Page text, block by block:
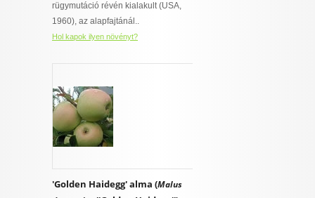
rügymutáció révén kialakult (USA,
1960), az alapfajtánál..
Hol kapok ilyen növényt?
'Golden Haidegg' alma (Malus